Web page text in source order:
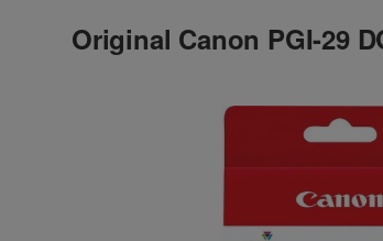
Original Canon PGI-29